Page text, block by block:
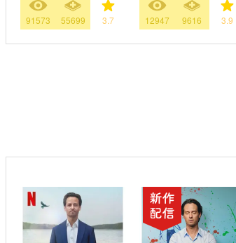
91573 55699 3.7 12947 9616 3.9